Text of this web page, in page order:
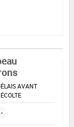
AVANT
-